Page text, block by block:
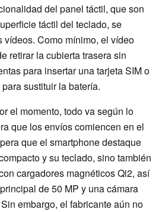
del panel táctil, que son
táctil del teclado, se
vídeos. Como mínimo, el vídeo
retirar la cubierta trasera sin
para insertar una tarjeta SIM o
sustituir la batería.
el momento, todo va según lo
que los envíos comiencen en el
que el smartphone destaque
y su teclado, sino también
cargadores magnéticos Qi2, así
de 50 MP y una cámara
embargo, el fabricante aún no